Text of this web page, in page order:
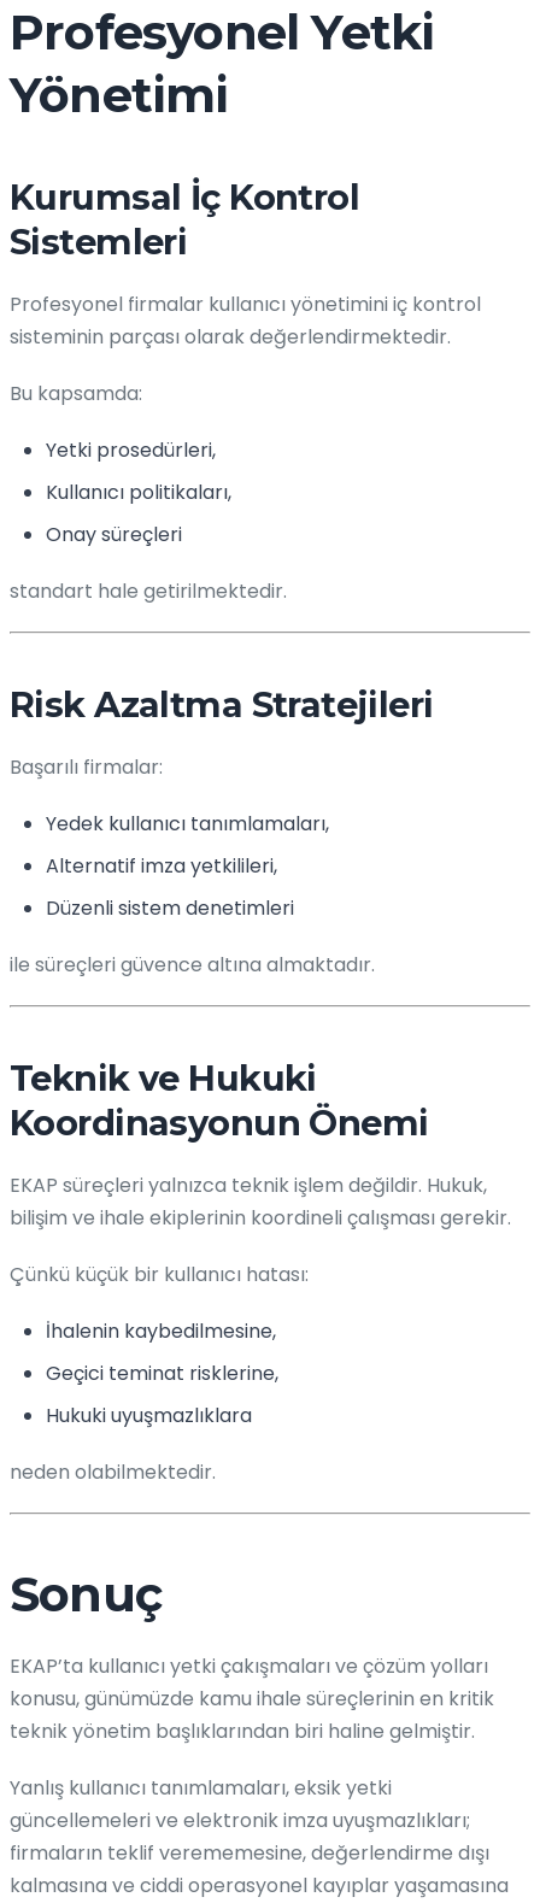
Profesyonel Yetki
Yönetimi
Kurumsal İç Kontrol
Sistemleri
Profesyonel firmalar kullanıcı yönetimini iç kontrol
sisteminin parçası olarak değerlendirmektedir.
Bu kapsamda:
Yetki prosedürleri,
Kullanıcı politikaları,
Onay süreçleri
standart hale getirilmektedir.
Risk Azaltma Stratejileri
Başarılı firmalar:
Yedek kullanıcı tanımlamaları,
Alternatif imza yetkilileri,
Düzenli sistem denetimleri
ile süreçleri güvence altına almaktadır.
Teknik ve Hukuki
Koordinasyonun Önemi
EKAP süreçleri yalnızca teknik işlem değildir. Hukuk,
bilişim ve ihale ekiplerinin koordineli çalışması gerekir.
Çünkü küçük bir kullanıcı hatası:
İhalenin kaybedilmesine,
Geçici teminat risklerine,
Hukuki uyuşmazlıklara
neden olabilmektedir.
Sonuç
EKAP’ta kullanıcı yetki çakışmaları ve çözüm yolları
konusu, günümüzde kamu ihale süreçlerinin en kritik
teknik yönetim başlıklarından biri haline gelmiştir.
Yanlış kullanıcı tanımlamaları, eksik yetki
güncellemeleri ve elektronik imza uyuşmazlıkları;
firmaların teklif verememesine, değerlendirme dışı
kalmasına ve ciddi operasyonel kayıplar yaşamasına